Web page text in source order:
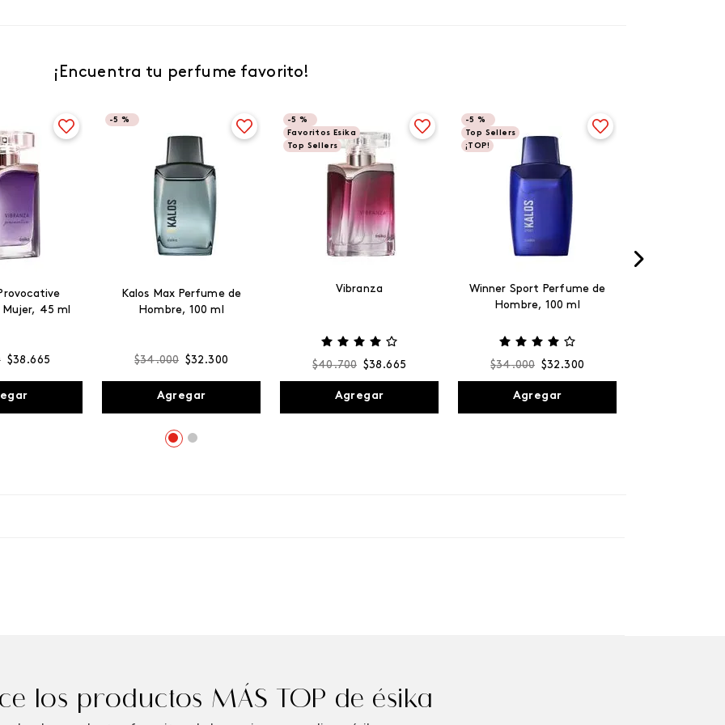
¡Encuentra tu perfume favorito!
45 ml
$38 .665
-5 %
Kalos Max Perfume de
Hombre, 100 ml
$34.000 $32 .300
Agregar
-5 %
Favoritos Esika
Top Sellers
Vibranza
$40.700 $38 .665
Agregar
-5 %
Top Sellers
¡TOP!
Winner Sport Perfume de
Hombre, 100 ml
$34.000 $32 .300
Agregar
los productos MÁS TOP de ésika